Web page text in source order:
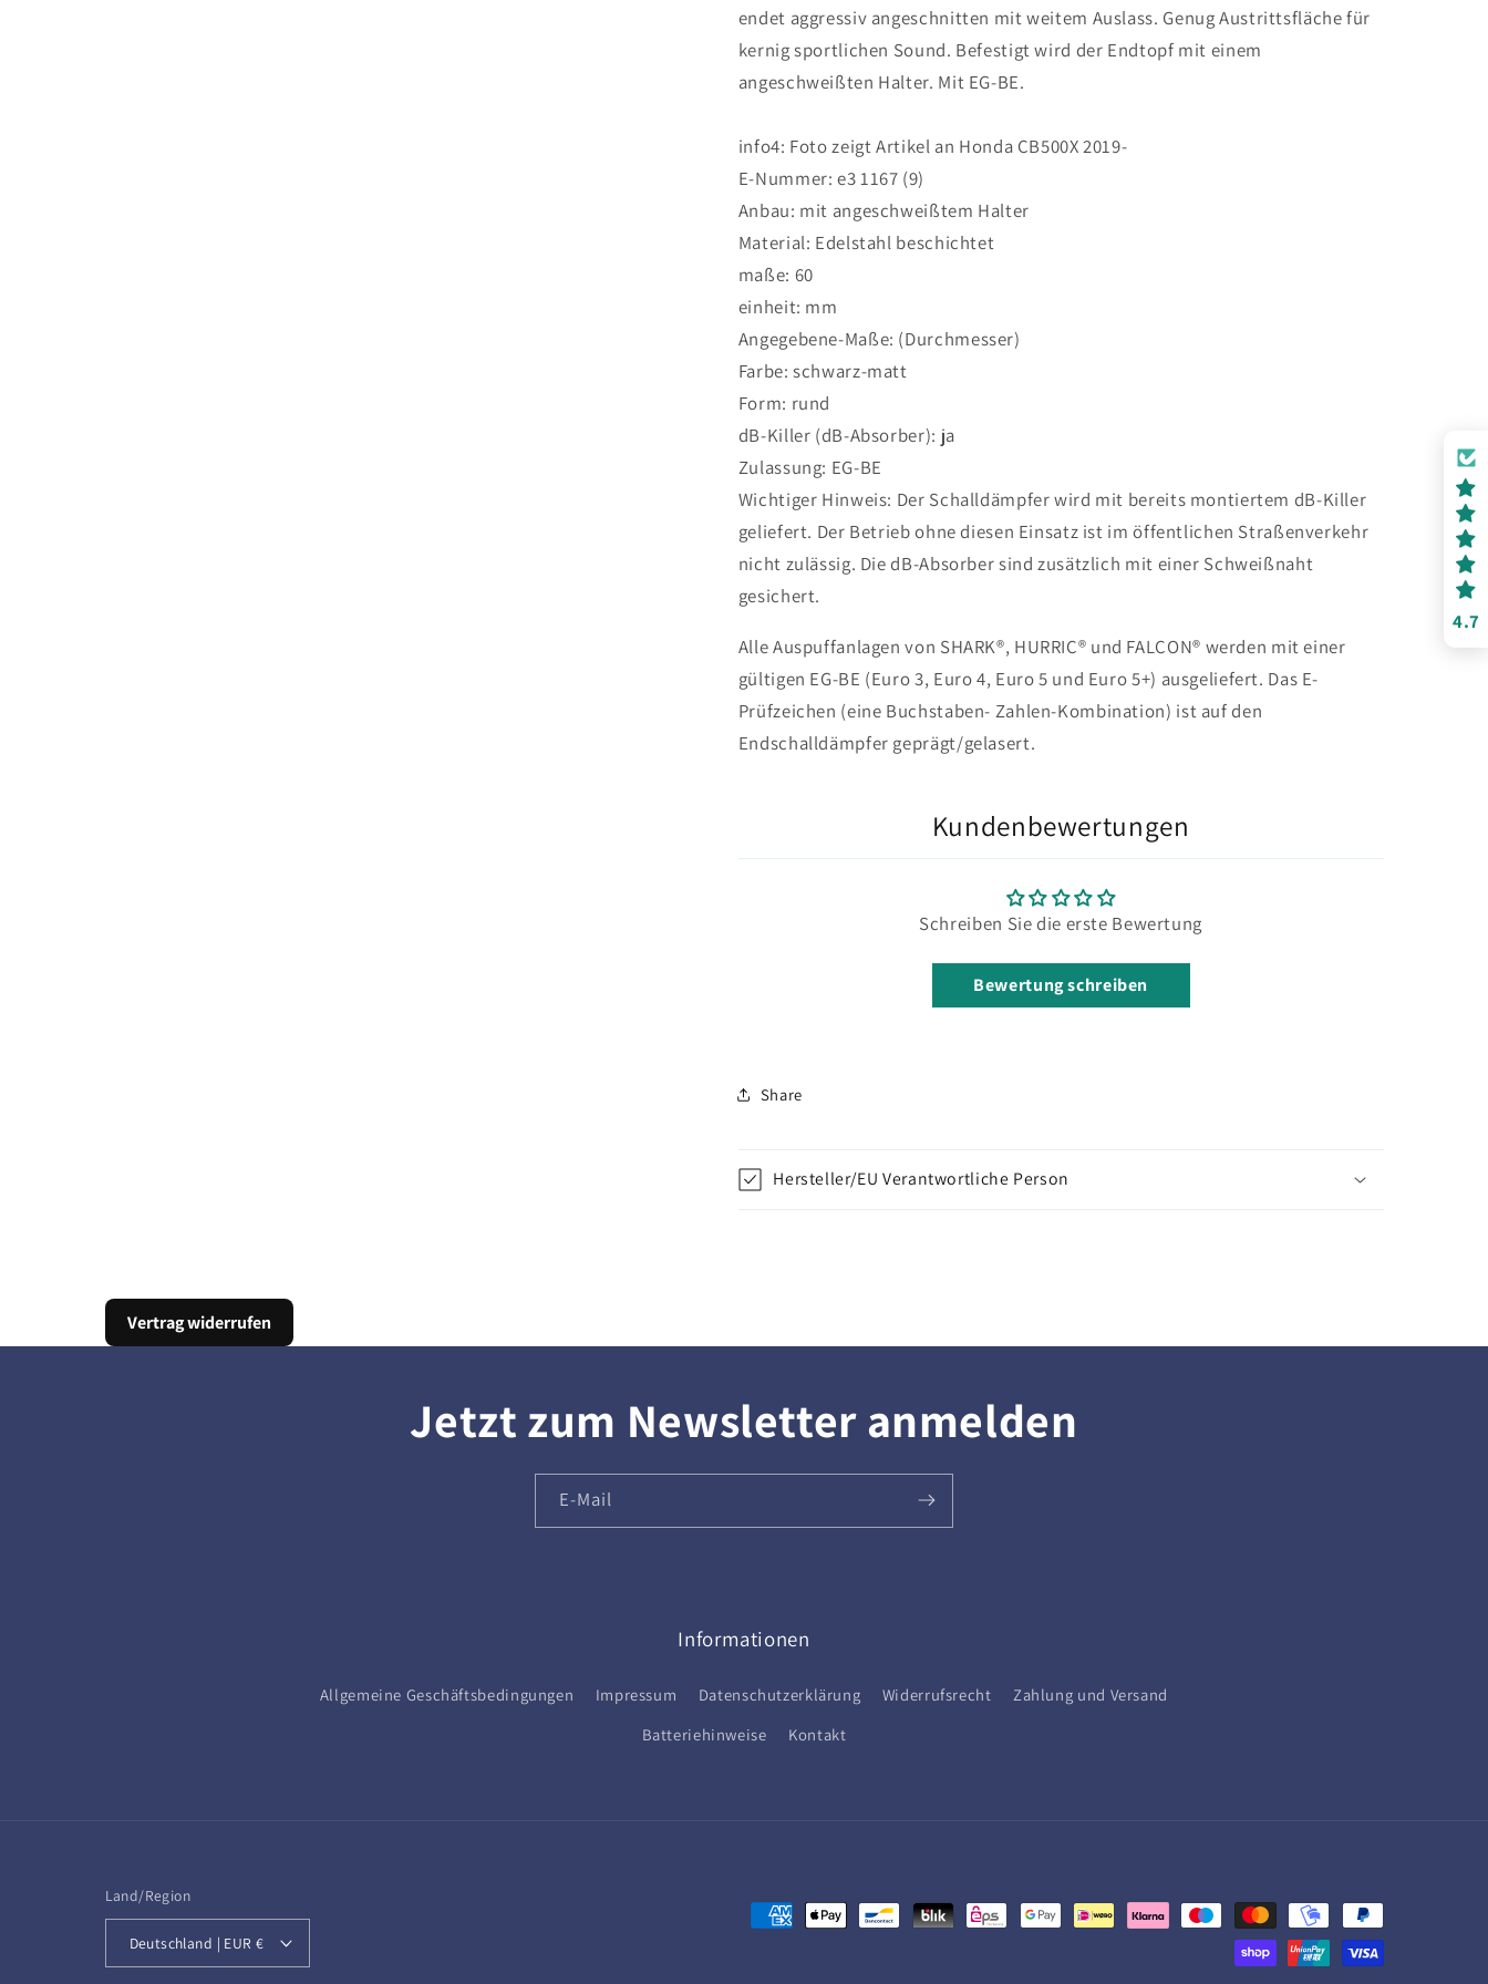
Honda
CB500X
2013-
2016
Honda
CB500X
2013-
2016
endet aggressiv angeschnitten mit weitem Auslass. Genug Austrittsfläche für
kernig sportlichen Sound. Befestigt wird der Endtopf mit einem
angeschweißten Halter. Mit EG-BE.
info4: Foto zeigt Artikel an Honda CB500X 2019-
E-Nummer: e3 1167 (9)
Anbau: mit angeschweißtem Halter
Material: Edelstahl beschichtet
maße: 60
einheit: mm
Angegebene-Maße: (Durchmesser)
Farbe: schwarz-matt
Form: rund
dB-Killer (dB-Absorber): ja
Zulassung: EG-BE
Wichtiger Hinweis: Der Schalldämpfer wird mit bereits montiertem dB-Killer
geliefert. Der Betrieb ohne diesen Einsatz ist im öffentlichen Straßenverkehr
nicht zulässig. Die dB-Absorber sind zusätzlich mit einer Schweißnaht
gesichert.
Alle Auspuffanlagen von SHARK®, HURRIC® und FALCON® werden mit einer
gültigen EG-BE (Euro 3, Euro 4, Euro 5 und Euro 5+) ausgeliefert. Das E-
Prüfzeichen (eine Buchstaben- Zahlen-Kombination) ist auf den
Endschalldämpfer geprägt/gelasert.
Kundenbewertungen
Schreiben Sie die erste Bewertung
Bewertung schreiben
Share
Hersteller/EU Verantwortliche Person
Vertrag widerrufen
Jetzt zum Newsletter anmelden
E-Mail
Informationen
Allgemeine Geschäftsbedingungen Impressum Datenschutzerklärung Widerrufsrecht
Zahlung und Versand
Batteriehinweise
Kontakt
Land/Region
Deutschland | EUR €
Zahlungsmethoden
4.7